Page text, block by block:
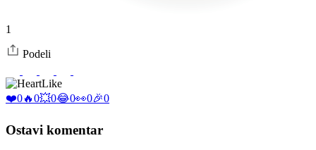
1
Podeli
Like
❤️0🔥0💥0😂0👀0🎉0
Ostavi komentar